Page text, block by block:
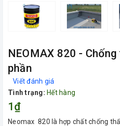
NEOMAX 820 -
phần
Viết đánh giá
Tình trạng: Hết hàng
1₫
Neomax 820 là hợp chất chống